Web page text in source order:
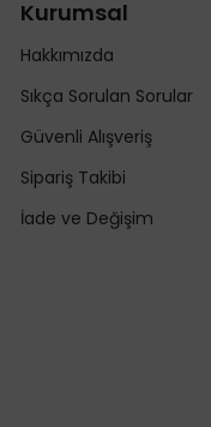
Kurumsal
Hakkımızda
Sıkça Sorulan Sorular
Güvenli Alışveriş
Sipariş Takibi
İade ve Değişim